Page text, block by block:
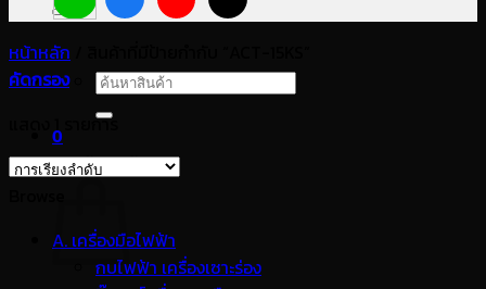
ค้นหา:
0
ตะกร้าสินค้า
หน้าหลัก
คัดกรอง
แสดง 1 รายการ
A. เครื่องมือไฟฟ้า
กบไฟฟ้า เครื่องเซาะร่อง